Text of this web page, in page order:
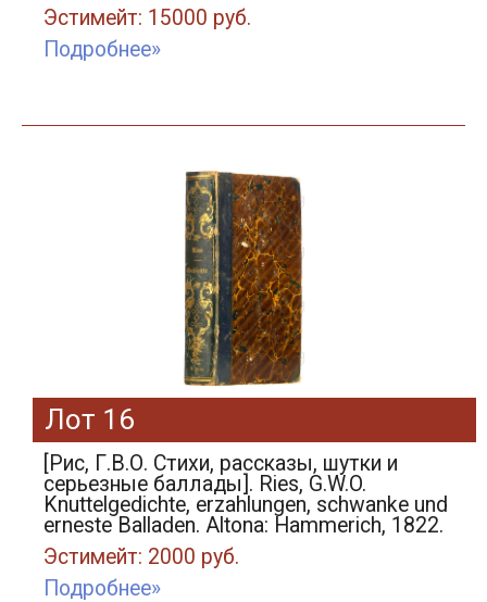
Эстимейт: 15000 руб.
Подробнее»
Лот 16
[Рис, Г.В.О. Стихи, рассказы, шутки и
серьезные баллады]. Ries, G.W.O.
Knuttelgedichte, erzahlungen, schwanke und
еrneste Balladen. Altona: Hammerich, 1822.
Эстимейт: 2000 руб.
Подробнее»